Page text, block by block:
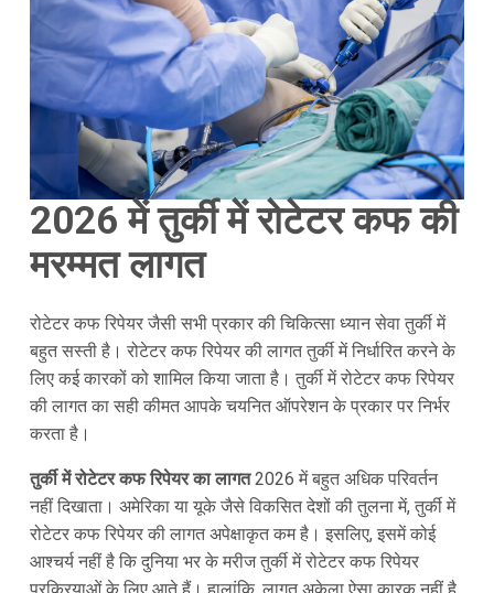
2026 में तुर्की में रोटेटर कफ की
मरम्मत लागत
रोटेटर कफ रिपेयर जैसी सभी प्रकार की चिकित्सा ध्यान सेवा तुर्की में
बहुत सस्ती है। रोटेटर कफ रिपेयर की लागत तुर्की में निर्धारित करने के
लिए कई कारकों को शामिल किया जाता है। तुर्की में रोटेटर कफ रिपेयर
की लागत का सही कीमत आपके चयनित ऑपरेशन के प्रकार पर निर्भर
करता है।
तुर्की में रोटेटर कफ रिपेयर का लागत2026 में बहुत अधिक परिवर्तन
नहीं दिखाता। अमेरिका या यूके जैसे विकसित देशों की तुलना में, तुर्की में
रोटेटर कफ रिपेयर की लागत अपेक्षाकृत कम है। इसलिए, इसमें कोई
आश्चर्य नहीं है कि दुनिया भर के मरीज तुर्की में रोटेटर कफ रिपेयर